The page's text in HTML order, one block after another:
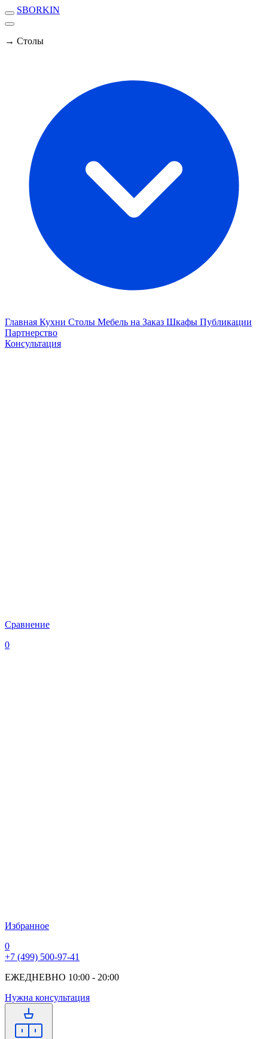
SBORKIN
→ Столы
Главная Кухни Столы Мебель на Заказ Шкафы Публикации
Партнерство
Консультация
Сравнение
0
Избранное
0
+7 (499) 500-97-41
ЕЖЕДНЕВНО 10:00 - 20:00
Нужна консультация